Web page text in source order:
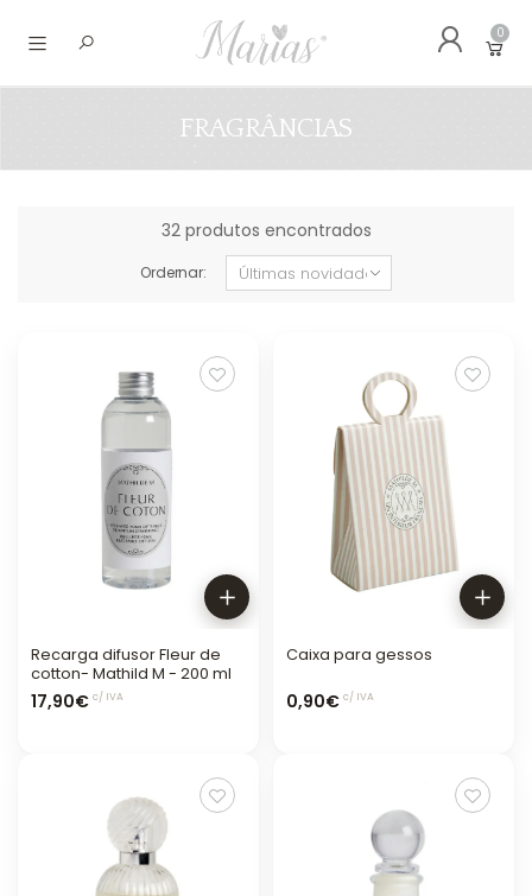
Abrir menu
0
FRAGRÂNCIAS
32 produtos encontrados
Ordernar:
Recarga difusor Fleur de
cotton- Mathild M - 200 ml
17,90€ c/ IVA
Caixa para gessos
0,90€ c/ IVA